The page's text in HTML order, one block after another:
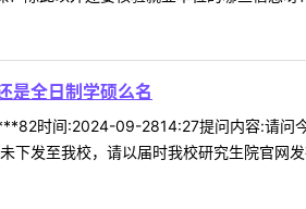
是全日制学硕么名
时间:2024-09-2814:27提问内容:请问
下发至我校，请以届时我校研究生院官网